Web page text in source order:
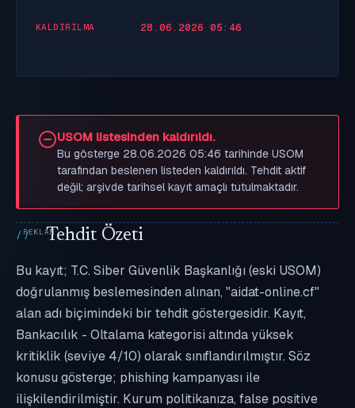
KALDIRILMA 28.06.2026 05:46
USOM listesinden kaldırıldı.
Bu gösterge 28.06.2026 05:46 tarihinde USOM
tarafından beslenen listeden kaldırıldı. Tehdit aktif
değil; arşivde tarihsel kayıt amaçlı tutulmaktadır.
Tehdit Özeti
Bu kayıt; T.C. Siber Güvenlik Başkanlığı (eski USOM)
doğrulanmış beslemesinden alınan, "aidat-online.cf"
alan adı biçimindeki bir tehdit göstergesidir. Kayıt,
Bankacılık - Oltalama kategorisi altında yüksek
kritiklik (seviye 4/10) olarak sınıflandırılmıştır. Söz
konusu gösterge; phishing kampanyası ile
ilişkilendirilmiştir. Kurum politikanıza, false positive